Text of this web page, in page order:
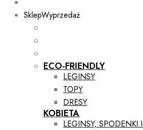
SklepWyprzedaż
ECO-FRIENDLY
LEGINSY
TOPY
DRESY
KOBIETA
LEGINSY, SPODENKI